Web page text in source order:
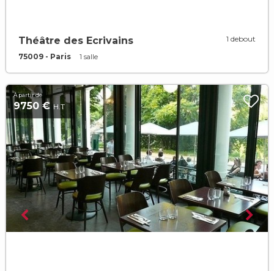
Théâtre des Ecrivains
75009 - Paris 1 salle
1 debout
À partir de
9750 €H.T